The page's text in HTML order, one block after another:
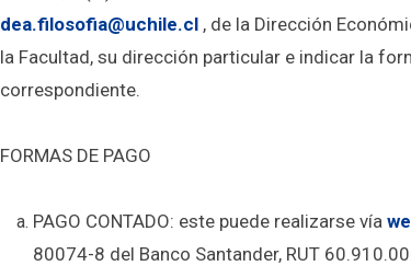
dea.filosofia@uchile.cl , de la Dirección
la Facultad, su dirección particular e indicar la
correspondiente.
FORMAS DE PAGO
PAGO CONTADO: este puede realizarse vía
80074-8 del Banco Santander, RUT